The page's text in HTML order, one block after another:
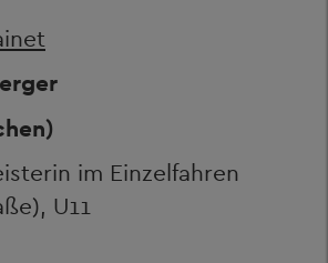
im Einzelfahren
U11